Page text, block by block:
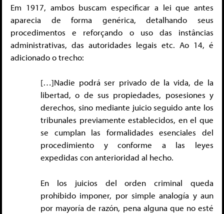
Em 1917, ambos buscam especificar a lei que antes
aparecia de forma genérica, detalhando seus
procedimentos e reforçando o uso das instâncias
administrativas, das autoridades legais etc. Ao 14, é
adicionado o trecho:
[…]Nadie podrá ser privado de la vida, de la
libertad, o de sus propiedades, posesiones y
derechos, sino mediante juicio seguido ante los
tribunales previamente establecidos, en el que
se cumplan las formalidades esenciales del
procedimiento y conforme a las leyes
expedidas con anterioridad al hecho.
En los juicios del orden criminal queda
prohibido imponer, por simple analogía y aun
por mayoría de razón, pena alguna que no esté